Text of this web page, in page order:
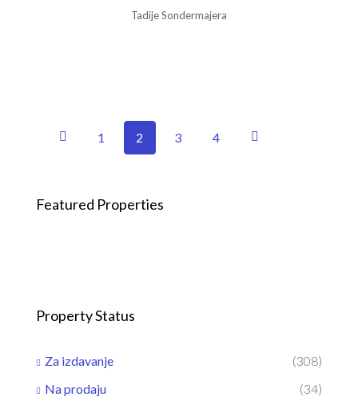
Tadije Sondermajera
1 2 3 4
Featured Properties
Property Status
Za izdavanje
(308)
Na prodaju
(34)